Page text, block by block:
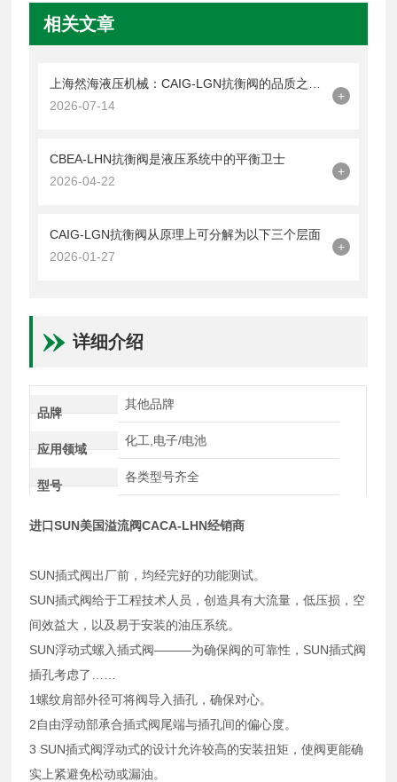
相关文章
2026-07-14
+
CBEA-LHN抗衡阀是液压系统中的平衡卫士
2026-04-22
+
CAIG-LGN抗衡阀从原理上可分解为以下三个层面
2026-01-27
+
详细介绍
品牌
其他品牌
应用领域
化工,电子/电池
型号
各类型号齐全
进口SUN美国溢流阀CACA-LHN经销商
SUN插式阀出厂前，均经完好的功能测试。
SUN插式阀给于工程技术人员，创造具有大流量，低压损，空
间效益大，以及易于安装的油压系统。
SUN浮动式螺入插式阀———为确保阀的可靠性，SUN插式阀
插孔考虑了……
1螺纹肩部外径可将阀导入插孔，确保对心。
2自由浮动部承合插式阀尾端与插孔间的偏心度。
3 SUN插式阀浮动式的设计允许较高的安装扭矩，使阀更能确
实上紧避免松动或漏油。